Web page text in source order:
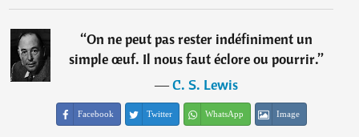
“On ne peut pas rester indéfiniment un
simple œuf. Il nous faut éclore ou pourrir.”
―C. S. Lewis
Facebook Twitter WhatsApp Image